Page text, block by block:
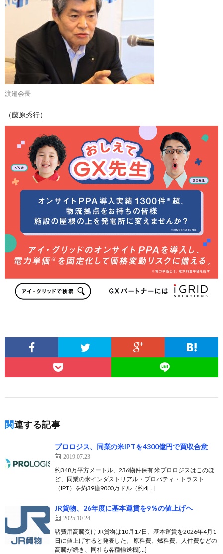
渡邉会長
（藤原秀行）
関連する記事
プロロジス、同業の米IPTを4300億円で買収合意
2019.07.23
約348万平方メートル、236物件保有 米プロロジスはこのほ
ど、同業の米インダストリアル・プロパティ・トラスト
（IPT）を約39億9000万ドル（約4[…]
JR貨物、26年度に基本運賃を9％の値上げヘ
2025.10.24
諸費用高騰受け JR貨物は10月17日、基本運賃を2026年4月1
日に値上げすると発表した。 原料費、燃料費、人件費などの
高騰が続き、同社も各種輸送機[…]